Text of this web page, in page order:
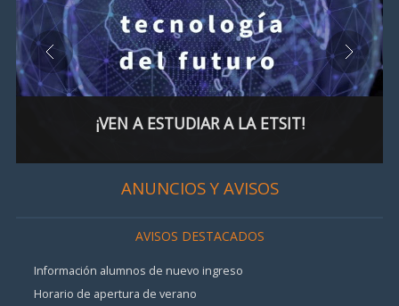
¡VEN A ESTUDIAR A LA ETSIT!
ANUNCIOS Y AVISOS
AVISOS DESTACADOS
Información alumnos de nuevo ingreso
Horario de apertura de verano